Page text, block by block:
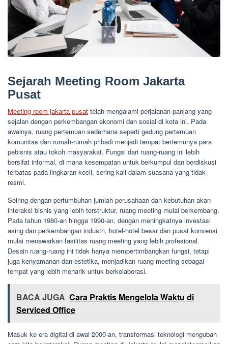
Sejarah Meeting Room Jakarta
Pusat
Meeting room jakarta pusat telah mengalami perjalanan panjang yang
sejalan dengan perkembangan ekonomi dan sosial di kota ini. Pada
awalnya, ruang pertemuan sederhana seperti gedung pertemuan
komunitas dan rumah-rumah pribadi menjadi tempat bertemunya para
pebisnis atau tokoh masyarakat. Fungsi dari ruang-ruang ini lebih
bersifat informal, di mana kesempatan untuk berkumpul dan berdiskusi
terbatas pada lingkaran kecil, sering kali dalam suasana yang tidak
resmi.
Seiring dengan pertumbuhan jumlah perusahaan dan kebutuhan akan
interaksi bisnis yang lebih terstruktur, ruang meeting mulai berkembang.
Pada tahun 1980-an hingga 1990-an, dengan meningkatnya investasi
asing dan perkembangan industri, hotel-hotel besar dan pusat konvensi
mulai menawarkan fasilitas ruang meeting yang lebih profesional.
Desain ruang-ruang ini tidak hanya mempertimbangkan fungsi, tetapi
juga kenyamanan dan estetika, menjadikan ruang meeting sebagai
tempat yang lebih menarik untuk berkolaborasi.
BACA JUGA Cara Praktis Mengelola Waktu di
Serviced Office
Masuk ke era digital di awal 2000-an, transformasi teknologi mengubah